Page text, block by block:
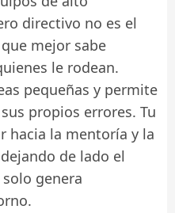
directivo no es el
mejor sabe
le rodean.
pequeñas y permite
propios errores. Tu
hacia la mentoría y la
de lado el
genera